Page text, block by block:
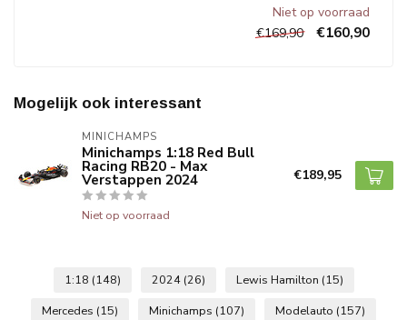
Niet op voorraad
€169,90
€160,90
Mogelijk ook interessant
MINICHAMPS
Minichamps 1:18 Red Bull
Racing RB20 - Max
Verstappen 2024
Niet op voorraad
€189,95
1:18 (148) 2024 (26) Lewis Hamilton (15)
Mercedes (15) Minichamps (107) Modelauto (157)